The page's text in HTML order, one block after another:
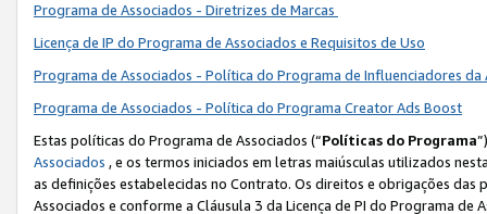
Programa de Associados - Diretrizes de Marcas
Licença de IP do Programa de Associados e Requisitos de Uso
Programa de Associados - Política do Programa de Influenciadores
Programa de Associados - Política do Programa Creator Ads Boost
Estas políticas do Programa de Associados (“Políticas do Programa
Associados , e os termos iniciados em letras maiúsculas utilizados
as definições estabelecidas no Contrato. Os direitos e obrigações
Associados e conforme a Cláusula 3 da Licença de PI do Programa